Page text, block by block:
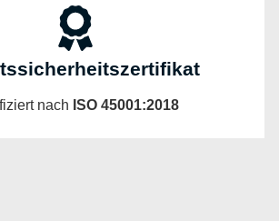
nach ISO 45001:2018